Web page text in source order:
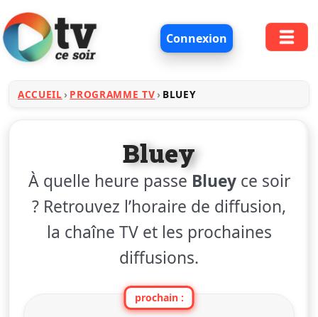
Connexion
ACCUEIL PROGRAMME TV BLUEY
Bluey
À quelle heure passe Blueyce soir
? Retrouvez l’horaire de diffusion,
la chaîne TV et les prochaines
diffusions.
prochain :